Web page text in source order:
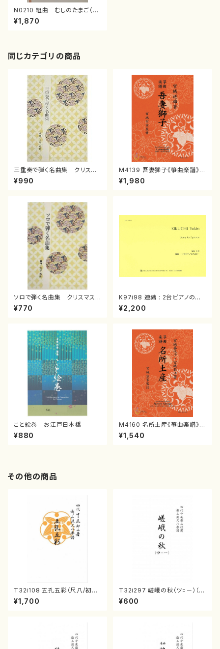
N0210 組曲 むしのたまご（児
童合唱、女声合唱ロ/中村茂隆/
楽譜）
¥1,870
同じカテゴリの商品
三重奏で弾く名曲集 クリスマ
スメドレー( 箏2/大平光美 編
曲/楽譜）
¥990
M4139 吾妻獅子《箏曲楽譜》
（箏/宮城道雄著・宮城宗家監修/
箏曲古典楽譜）
¥1,980
ソロで弾く名曲集 クリスマス・
イブ／恋人がサンタクロース(
箏独奏 /大平光美 編曲/楽
¥770
K97i98 連禱 : 2台ピアノのた
めの（2 Pianos / 菊池 幸夫 /
楽譜）
¥2,200
こと絵巻 お江戸日本橋
¥880
M4160 名所土産《箏曲楽譜》
（箏/宮城喜代子・宮城数江著・
宮城宗家監修/箏曲古典楽譜）
¥1,540
その他の商品
T32i108 五孔五彩（尺八/初代
石垣征山/尺八/都山式譜）都山
流公刊楽譜曲番:557
¥1,700
T32i297 嵯峨の秋（ツ=－）（尺
八/菊末検校/楽譜）都山流公刊
楽譜曲番:1152
¥600